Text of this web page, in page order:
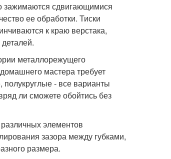
зажимаются сдвигающимися
ее обработки. Тиски
к краю верстака,
металлорежущего
мастера требует
- все варианты
ли сможете обойтись без
элементов
зазора между губками,
размера.